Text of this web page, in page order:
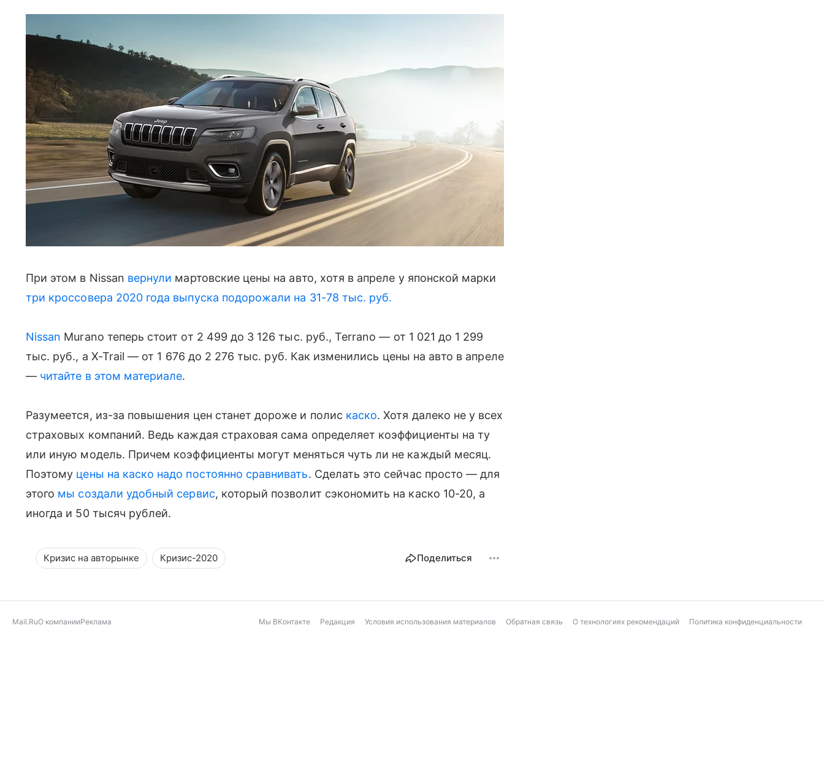
При этом в Nissan вернули мартовские цены на авто, хотя в апреле у японской марки
три кроссовера 2020 года выпуска подорожали на 31-78 тыс. руб.
Nissan Murano теперь стоит от 2 499 до 3 126 тыс. руб., Terrano — от 1 021 до 1 299
тыс. руб., а X-Trail — от 1 676 до 2 276 тыс. руб. Как изменились цены на авто в апреле
— читайте в этом материале.
Разумеется, из-за повышения цен станет дороже и полис каско. Хотя далеко не у всех
страховых компаний. Ведь каждая страховая сама определяет коэффициенты на ту
или иную модель. Причем коэффициенты могут меняться чуть ли не каждый месяц.
Поэтому цены на каско надо постоянно сравнивать. Сделать это сейчас просто — для
этого мы создали удобный сервис, который позволит сэкономить на каско 10-20, а
иногда и 50 тысяч рублей.
Кризис на авторынке Кризис-2020 Поделиться
Mail.RuО компанииРеклама Мы ВКонтакте Редакция Условия использования материалов Обратная связь О технологиях рекомендаций Политика конфиденциальности